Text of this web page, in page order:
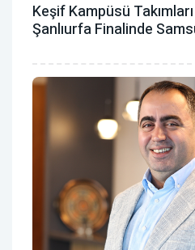
Keşif Kampüsü
Şanlıurfa Finalinde